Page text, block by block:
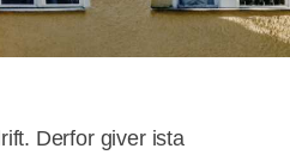
Derfor giver ista